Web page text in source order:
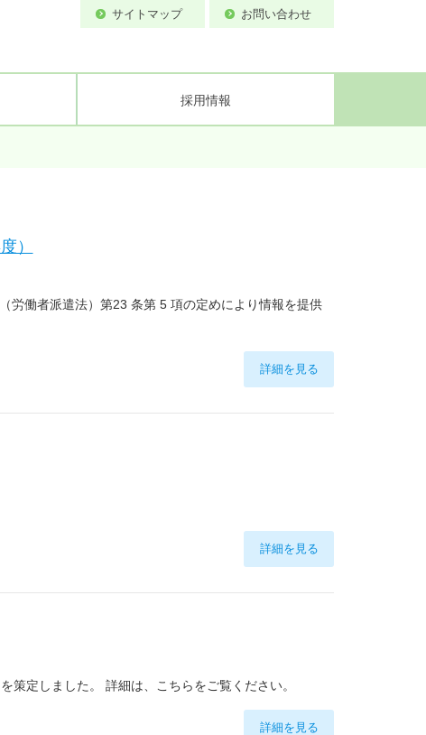
サイトマップ お問い合わせ
採用情報
）
労働者派遣法）第23 条第 5 項の定めにより情報を提供
詳細を見る
詳細を見る
定しました。 詳細は、こちらをご覧ください。
詳細を見る